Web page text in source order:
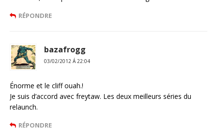
RÉPONDRE
bazafrogg
03/02/2012 Á 22:04
Énorme et le cliff ouah.!
Je suis d’accord avec freytaw. Les deux meilleurs séries du
relaunch.
RÉPONDRE